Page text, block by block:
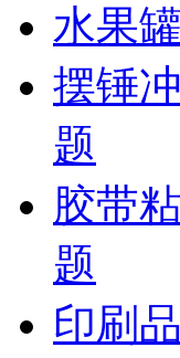
水果
摆锤
题
胶带
题
印刷